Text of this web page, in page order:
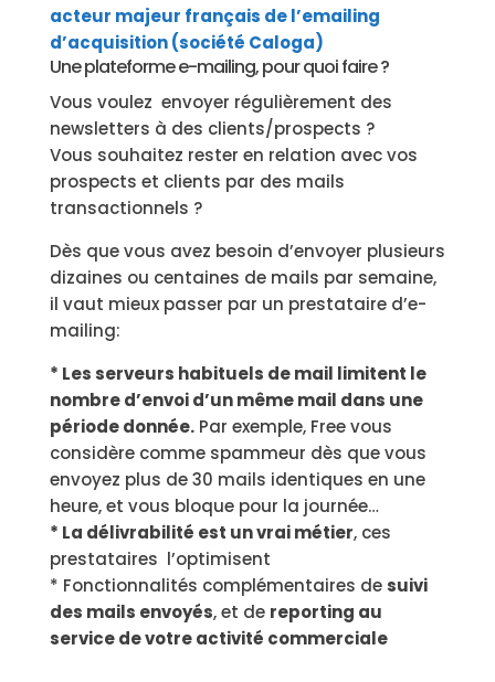
acteur majeur français de l’emailing
d’acquisition (société Caloga)
Une plateforme e-mailing, pour quoi faire ?
Vous voulez envoyer régulièrement des
newsletters à des clients/prospects ?
Vous souhaitez rester en relation avec vos
prospects et clients par des mails
transactionnels ?
Dès que vous avez besoin d’envoyer plusieurs
dizaines ou centaines de mails par semaine,
il vaut mieux passer par un prestataire d’e-
mailing:
* Les serveurs habituels de mail limitent le
nombre d’envoi d’un même mail dans une
période donnée.Par exemple, Free vous
considère comme spammeur dès que vous
envoyez plus de 30 mails identiques en une
heure, et vous bloque pour la journée…
* La délivrabilité est un vrai métier, ces
prestataires l’optimisent
* Fonctionnalités complémentaires de suivi
des mails envoyés, et de reporting au
service de votre activité commerciale